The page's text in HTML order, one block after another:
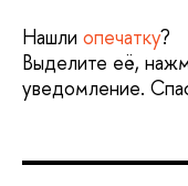
Нашли опечатку?
Выделите её,
уведомление.